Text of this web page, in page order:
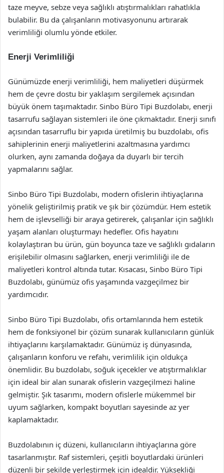
taze meyve, sebze veya sağlıklı atıştırmalıkları rahatlıkla
bulabilir. Bu da çalışanların motivasyonunu artırarak
verimliliği olumlu yönde etkiler.
Enerji Verimliliği
Günümüzde enerji verimliliği, hem maliyetleri düşürmek
hem de çevre dostu bir yaklaşım sergilemek açısından
büyük önem taşımaktadır. Sinbo Büro Tipi Buzdolabı, enerji
tasarrufu sağlayan sistemleri ile öne çıkmaktadır. Enerji sınıfı
açısından tasarruflu bir yapıda üretilmiş bu buzdolabı, ofis
sahiplerinin enerji maliyetlerini azaltmasına yardımcı
olurken, aynı zamanda doğaya da duyarlı bir tercih
yapmalarını sağlar.
Sinbo Büro Tipi Buzdolabı, modern ofislerin ihtiyaçlarına
yönelik geliştirilmiş pratik ve şık bir çözümdür. Hem estetik
hem de işlevselliği bir araya getirerek, çalışanlar için sağlıklı
yaşam alanları oluşturmayı hedefler. Ofis hayatını
kolaylaştıran bu ürün, gün boyunca taze ve sağlıklı gıdaların
erişilebilir olmasını sağlarken, enerji verimliliği ile de
maliyetleri kontrol altında tutar. Kısacası, Sinbo Büro Tipi
Buzdolabı, günümüz ofis yaşamında vazgeçilmez bir
yardımcıdır.
Sinbo Büro Tipi Buzdolabı, ofis ortamlarında hem estetik
hem de fonksiyonel bir çözüm sunarak kullanıcıların günlük
ihtiyaçlarını karşılamaktadır. Günümüz iş dünyasında,
çalışanların konforu ve refahı, verimlilik için oldukça
önemlidir. Bu buzdolabı, soğuk içecekler ve atıştırmalıklar
için ideal bir alan sunarak ofislerin vazgeçilmezi haline
gelmiştir. Şık tasarımı, modern ofislerle mükemmel bir
uyum sağlarken, kompakt boyutları sayesinde az yer
kaplamaktadır.
Buzdolabının iç düzeni, kullanıcıların ihtiyaçlarına göre
tasarlanmıştır. Raf sistemleri, çeşitli boyutlardaki ürünleri
düzenli bir şekilde yerleştirmek için idealdir. Yüksekliği